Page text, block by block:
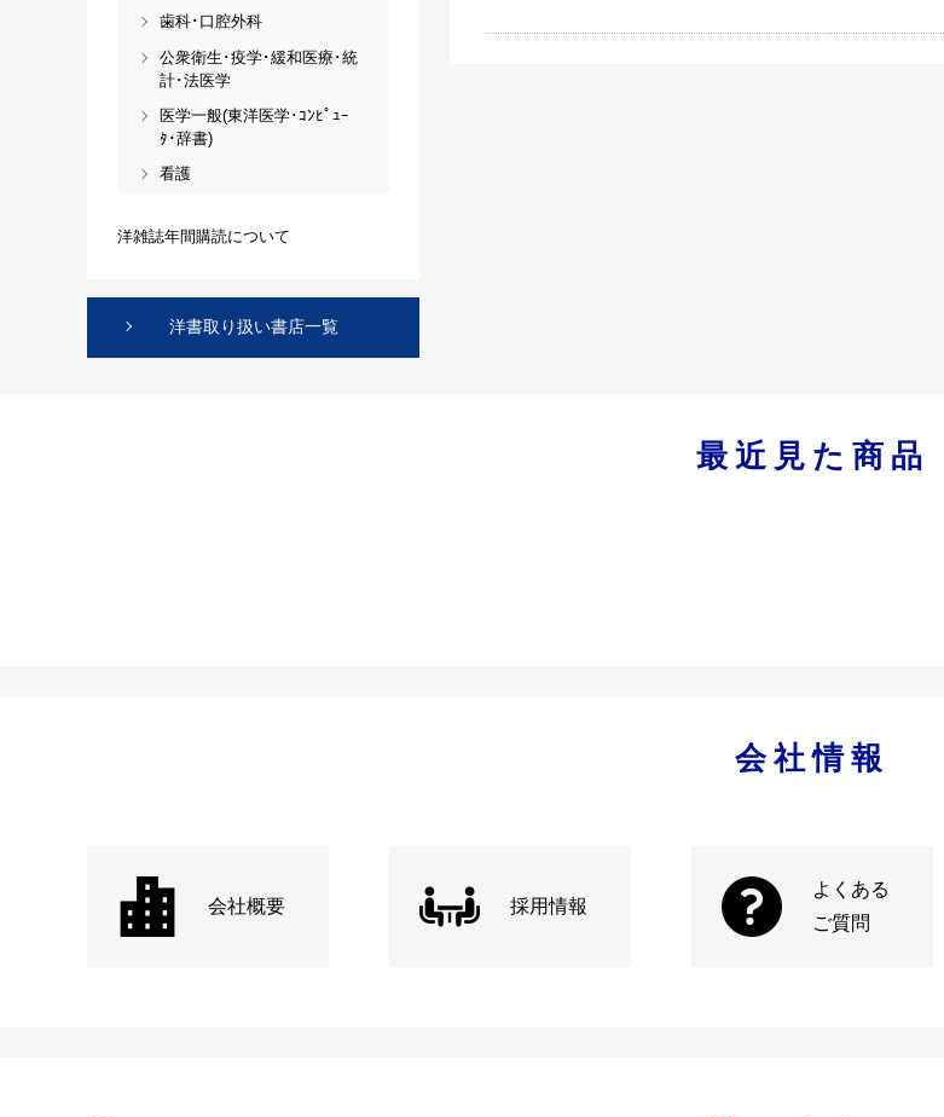
歯科･口腔外科
公衆衛生･疫学･緩和医療･統
計･法医学
医学一般(東洋医学･ｺﾝﾋﾟｭｰ
ﾀ･辞書)
看護
洋雑誌年間購読について
洋書取り扱い書店一覧
最近見た商品
会社情報
会社概要 採用情報
よくある
ご質問